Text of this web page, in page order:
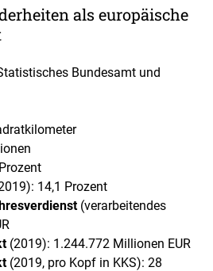
als europäische
Bundesamt und
14,1 Prozent
(verarbeitendes
(2019): 1.244.772 Millionen EUR
(2019, pro Kopf in KKS): 28